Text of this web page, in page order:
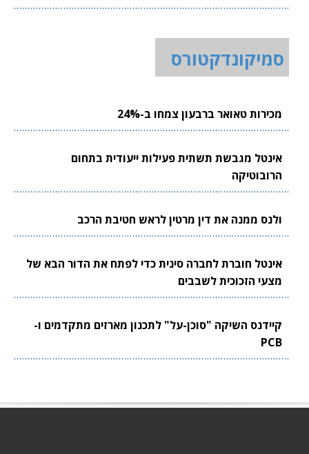
סמיקונדקטורס
מכירות טאואר ברבעון צמחו ב-24%
אינטל מגבשת תשתית פעילות ייעודית בתחום
הרובוטיקה
ולנס ממנה את דין מרטין לראש חטיבת הרכב
אינטל חוברת לחברה סינית כדי לפתח את הדור הבא של
מצעי הזכוכית לשבבים
קיידנס השיקה "סוכן-על" לתכנון מארזים מתקדמים ו-
PCB